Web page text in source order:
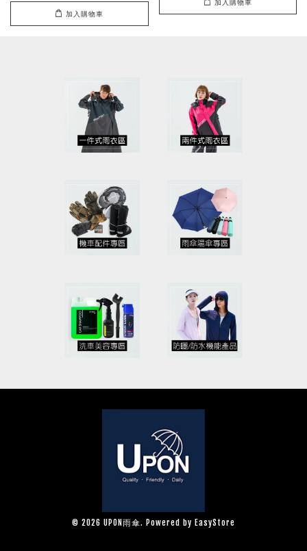
加入購物車
加入購物車
© 2026 UPON雨傘. Powered by EasyStore